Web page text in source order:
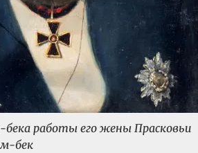
работы его жены Прасковьи
бек